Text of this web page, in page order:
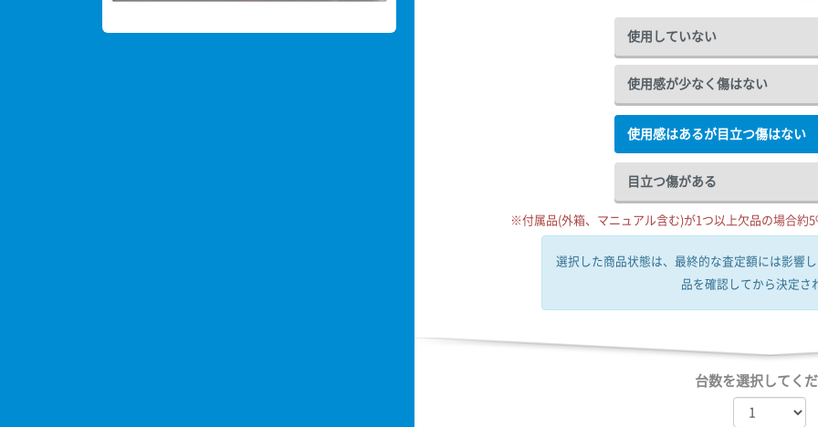
使用していない
使用感が少なく傷はない
使用感はあるが目立つ傷はない
目立つ傷がある
※付属品(外箱、マニュアル含む)が1つ以上欠品の場合約
選択した商品状態は、最終的な査定額には影響
品を確認してから決定さ
台数を選択してく